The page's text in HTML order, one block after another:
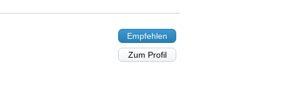
Empfehlen
Zum Profil